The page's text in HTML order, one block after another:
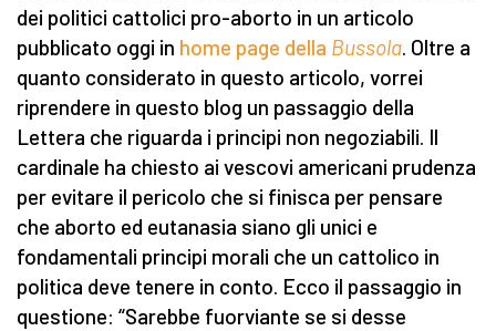
dei politici cattolici pro-aborto in un articolo
pubblicato oggi in home page della Bussola. Oltre a
quanto considerato in questo articolo, vorrei
riprendere in questo blog un passaggio della
Lettera che riguarda i principi non negoziabili. Il
cardinale ha chiesto ai vescovi americani prudenza
per evitare il pericolo che si finisca per pensare
che aborto ed eutanasia siano gli unici e
fondamentali principi morali che un cattolico in
politica deve tenere in conto. Ecco il passaggio in
questione: “Sarebbe fuorviante se si desse